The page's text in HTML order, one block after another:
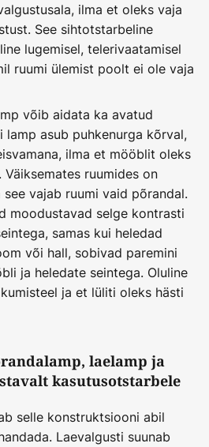
ilma et oleks vaja
See sihtotstarbeline
lugemisel, telerivaatamisel
ruumi ülemist poolt ei ole vaja
võib aidata ka avatud
lamp asub puhkenurga kõrval,
ilma et mööblit oleks
ruumides on
vajab ruumi vaid põrandal.
moodustavad selge kontrasti
samas kui heledad
või hall, sobivad paremini
ja heledate seintega. Oluline
ja et lüliti oleks hästi
laelamp ja
kasutusotstarbele
selle konstruktsiooni abil
Laevalgusti suunab